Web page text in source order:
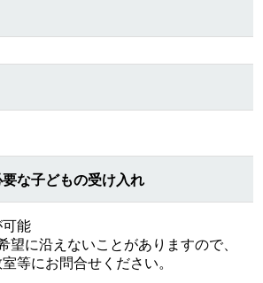
な子どもの受け入れ
能
望に沿えないことがありますので、
等にお問合せください。